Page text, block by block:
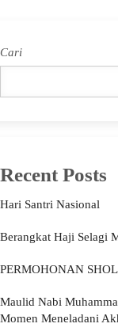
Cari
Recent Posts
Hari Santri Nasional
Berangkat Haji Selagi
PERMOHONAN
Maulid Nabi
Momen Meneladani